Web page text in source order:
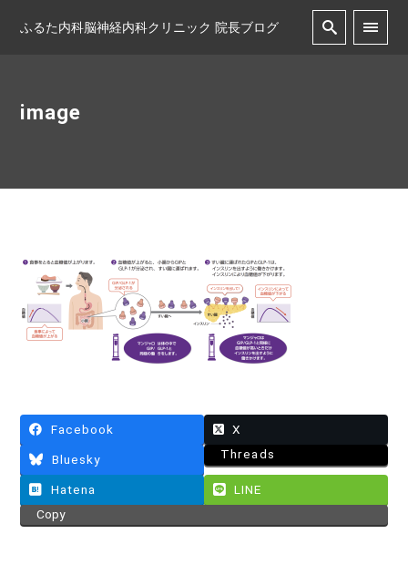
ふるた内科脳神経内科クリニック 院長ブログ
image
Facebook X
Bluesky Threads
Hatena
LINE
Copy